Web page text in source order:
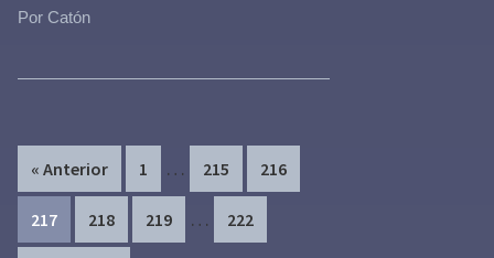
Por Catón
« Anterior Page
1
Interim
pages
omitted
… Page
215 Page
216
Page
217 Page
218 Page
219
Interim
pages
… Page
222